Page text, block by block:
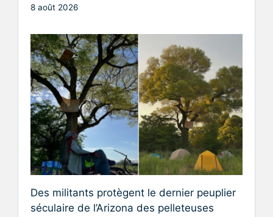
8 août 2026
Des militants protègent le dernier peuplier
séculaire de l’Arizona des pelleteuses